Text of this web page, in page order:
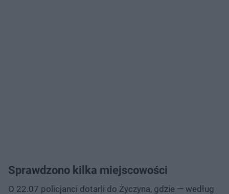
Sprawdzono kilka miejscowości
O 22.07 policjanci dotarli do Życzyna, gdzie — według